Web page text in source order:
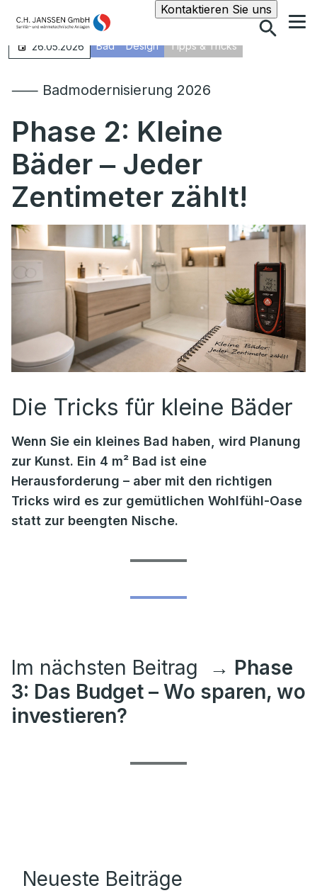
Kontaktieren Sie unsSuche
26.05.2026 Bad Design Tipps & Tricks
⸺ Badmodernisierung 2026
Phase 2: Kleine
Bäder ‒ Jeder
Zentimeter zählt!
Die Tricks für kleine Bäder
Wenn Sie ein kleines Bad haben, wird Planung
zur Kunst. Ein 4 m² Bad ist eine
Herausforderung – aber mit den richtigen
Tricks wird es zur gemütlichen Wohlfühl-Oase
statt zur beengten Nische.
Im nächsten Beitrag
→ Phase
3: Das Budget – Wo sparen, wo
investieren?
Neueste Beiträge